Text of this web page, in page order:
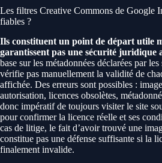
Les filtres Creative Commons de Google
fiables ?
Ils constituent un point de départ utile
garantissent pas une sécurité juridique
base sur les métadonnées déclarées par
vérifie pas manuellement la validité de
affichée. Des erreurs sont possibles :
autorisation, licences obsolètes,
donc impératif de toujours visiter le site
pour confirmer la licence réelle et ses
cas de litige, le fait d’avoir trouvé une
constitue pas une défense suffisante si la
finalement invalide.